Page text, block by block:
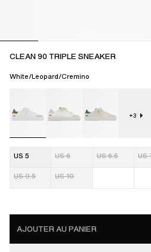
CLEAN 90 TRIPLE SNEAKER
White/Leopard/Cremino
+3
US 5 US 6 US 6.5 US
US 9.5 US 10
AJOUTER AU PANIER